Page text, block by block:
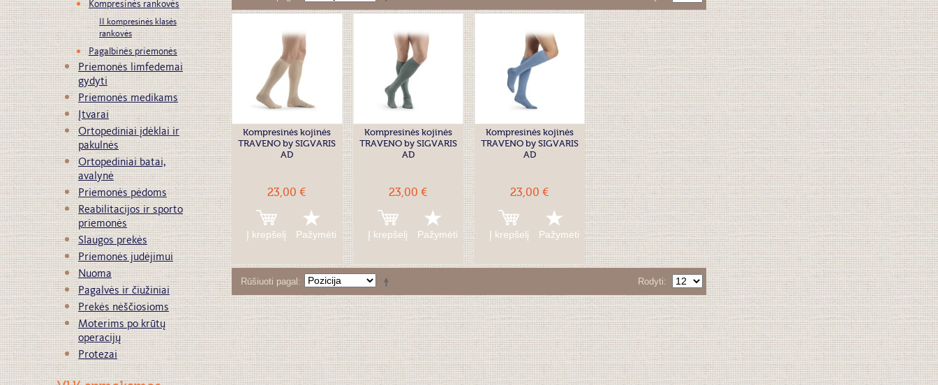
Kompresinės kojinės
TRAVENO by SIGVARIS
AD
23,00 €
Į krepšelį Pažymėti
Kompresinės kojinės
TRAVENO by SIGVARIS
AD
23,00 €
Į krepšelį Pažymėti
Kompresinės kojinės
TRAVENO by SIGVARIS
AD
23,00 €
Į krepšelį Pažymėti
Rūšiuoti pagal Rodyti
Kompresinės rankovės
II kompresinės klasės
rankovės
Pagalbinės priemonės
Priemonės limfedemai
gydyti
Priemonės medikams
Įtvarai
Ortopediniai įdėklai ir
pakulnės
Ortopediniai batai,
avalynė
Priemonės pėdoms
Reabilitacijos ir sporto
priemonės
Slaugos prekės
Priemonės judėjimui
Nuoma
Pagalvės ir čiužiniai
Prekės nėščiosioms
Moterims po krūtų
operacijų
Protezai